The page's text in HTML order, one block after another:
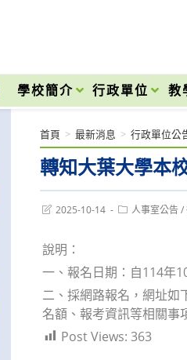
學校簡介 行政單位 教
轉知大葉大學本
首頁 > 最新消息 > 行政單位公
Post2025-10-14
Post人事室公告 /
說明：
一、報名日期：自114年
二、採網路報名，網址
名額、報考資訊等相關事
Post Views: 363